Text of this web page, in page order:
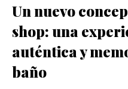
Un nuevo
shop: una
auténtica y
baño